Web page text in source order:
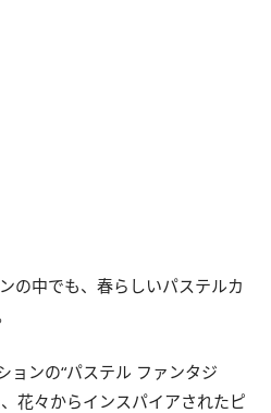
の中でも、春らしいパステルカ
ョンの“パステル ファンタジ
花々からインスパイアされたピ